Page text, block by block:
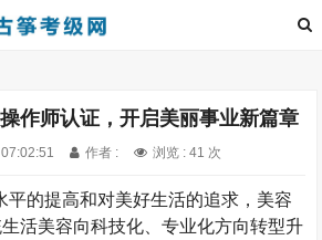
作师认证，开启美丽事业新篇章
作者 : 浏览 : 41 次
平的提高和对美好生活的追求，美容
活美容向科技化、专业化方向转型升